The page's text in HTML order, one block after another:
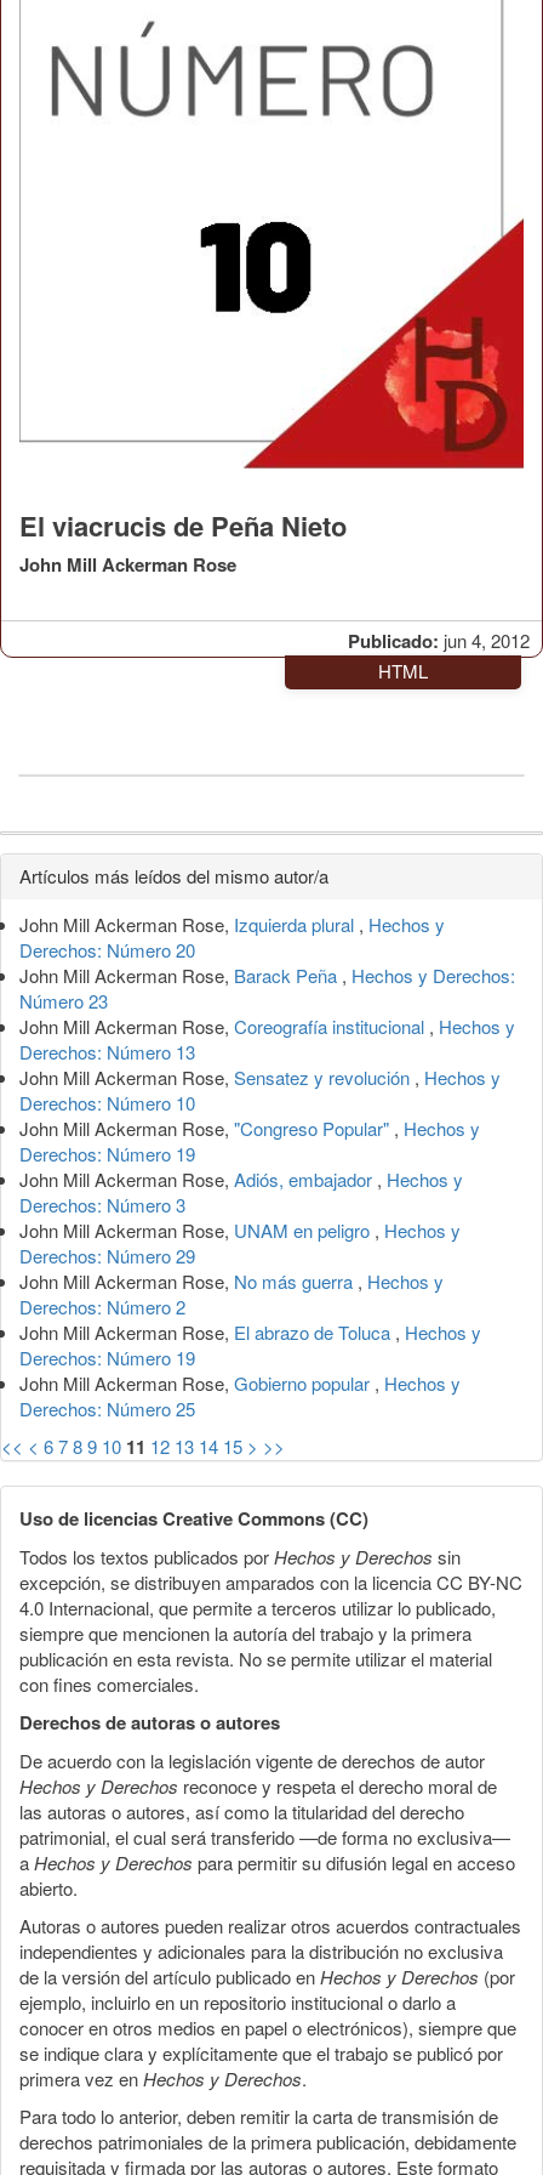
Publicado: jun 4, 2012
El viacrucis de Peña Nieto
John Mill Ackerman Rose
HTML
Detalles
del
artículo
Artículos más leídos del mismo autor/a
John Mill Ackerman Rose, Izquierda plural , Hechos y
Derechos: Número 20
John Mill Ackerman Rose, Barack Peña , Hechos y Derechos:
Número 23
John Mill Ackerman Rose, Coreografía institucional , Hechos y
Derechos: Número 13
John Mill Ackerman Rose, Sensatez y revolución , Hechos y
Derechos: Número 10
John Mill Ackerman Rose, "Congreso Popular" , Hechos y
Derechos: Número 19
John Mill Ackerman Rose, Adiós, embajador , Hechos y
Derechos: Número 3
John Mill Ackerman Rose, UNAM en peligro , Hechos y
Derechos: Número 29
John Mill Ackerman Rose, No más guerra , Hechos y
Derechos: Número 2
John Mill Ackerman Rose, El abrazo de Toluca , Hechos y
Derechos: Número 19
John Mill Ackerman Rose, Gobierno popular , Hechos y
Derechos: Número 25
<< < 6789 10 11 12 13 14 15 > >>
Uso de licencias Creative Commons (CC)
Todos los textos publicados porHechos y Derechos sin
excepción, se distribuyen amparados con la licencia CC BY-NC
4.0 Internacional, que permite a terceros utilizar lo publicado,
siempre que mencionen la autoría del trabajo y la primera
publicación en esta revista. No se permite utilizar el material
con fines comerciales.
Derechos de autoras o autores
De acuerdo con la legislación vigente de derechos de autor
Hechos y Derechos reconoce y respeta el derecho moral de
las autoras o autores, así como la titularidad del derecho
patrimonial, el cual será transferido —de forma no exclusiva—
aHechos y Derechos para permitir su difusión legal en acceso
abierto.
Autoras o autores pueden realizar otros acuerdos contractuales
independientes y adicionales para la distribución no exclusiva
de la versión del artículo publicado enHechos y Derechos (por
ejemplo, incluirlo en un repositorio institucional o darlo a
conocer en otros medios en papel o electrónicos), siempre que
se indique clara y explícitamente que el trabajo se publicó por
primera vez enHechos y Derechos.
Para todo lo anterior, deben remitir la carta de transmisión de
derechos patrimoniales de la primera publicación, debidamente
requisitada y firmada por las autoras o autores. Este formato